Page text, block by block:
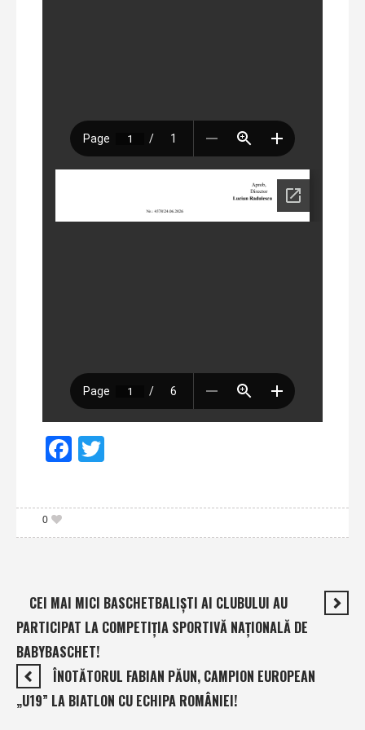
Facebook
0
CEI MAI MICI BASCHETBALIŞTI AI CLUBULUI AU
PARTICIPAT LA COMPETIȚIA SPORTIVĂ NAȚIONALĂ DE
BABYBASCHET!
ÎNOTĂTORUL FABIAN PĂUN, CAMPION EUROPEAN
„U19” LA BIATLON CU ECHIPA ROMÂNIEI!